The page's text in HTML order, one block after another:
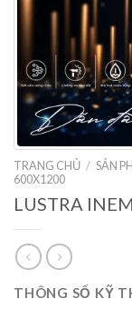
TRANG CHỦ / SẢN
600X1200
LUSTRA
THÔNG SỐ KỸ